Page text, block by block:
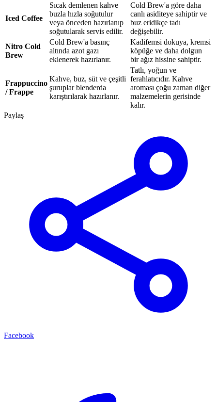
Iced Coffee
Sıcak demlenen kahve
buzla hızla soğutulur
veya önceden hazırlanıp
soğutularak servis edilir.
Cold Brew'a göre daha
canlı asiditeye sahiptir ve
buz eridikçe tadı
değişebilir.
Nitro Cold
Brew
Cold Brew'a basınç
altında azot gazı
eklenerek hazırlanır.
Kadifemsi dokuya, kremsi
köpüğe ve daha dolgun
bir ağız hissine sahiptir.
Frappuccino
/ Frappe
Kahve, buz, süt ve çeşitli
şuruplar blenderda
karıştırılarak hazırlanır.
Tatlı, yoğun ve
ferahlatıcıdır. Kahve
aroması çoğu zaman diğer
malzemelerin gerisinde
kalır.
Paylaş
Facebook